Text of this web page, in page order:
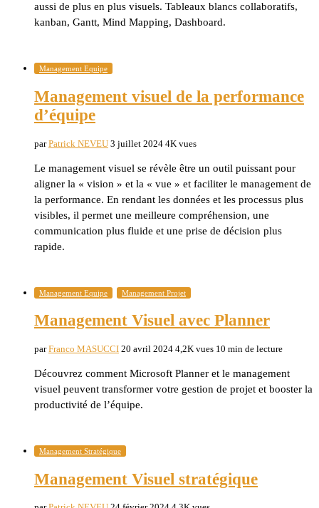
aussi de plus en plus visuels. Tableaux blancs collaboratifs,
kanban, Gantt, Mind Mapping, Dashboard.
Management Equipe
Management visuel de la performance
d’équipe
parPatrick NEVEU 3 juillet 2024 4K vues
Le management visuel se révèle être un outil puissant pour
aligner la « vision » et la « vue » et faciliter le management de
la performance. En rendant les données et les processus plus
visibles, il permet une meilleure compréhension, une
communication plus fluide et une prise de décision plus
rapide.
Management Equipe Management Projet
Management Visuel avec Planner
parFranco MASUCCI 20 avril 2024 4,2K vues 10 min de lecture
Découvrez comment Microsoft Planner et le management
visuel peuvent transformer votre gestion de projet et booster la
productivité de l’équipe.
Management Stratégique
Management Visuel stratégique